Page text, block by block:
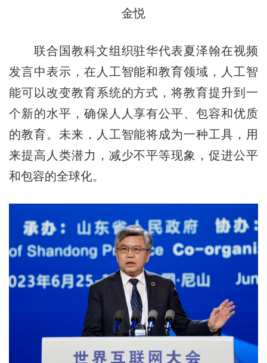
金悦
联合国教科文组织驻华代表夏泽翰在视频
发言中表示，在人工智能和教育领域，人工智
能可以改变教育系统的方式，将教育提升到一
个新的水平，确保人人享有公平、包容和优质
的教育。未来，人工智能将成为一种工具，用
来提高人类潜力，减少不平等现象，促进公平
和包容的全球化。